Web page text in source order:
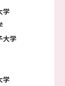
学
大学
学